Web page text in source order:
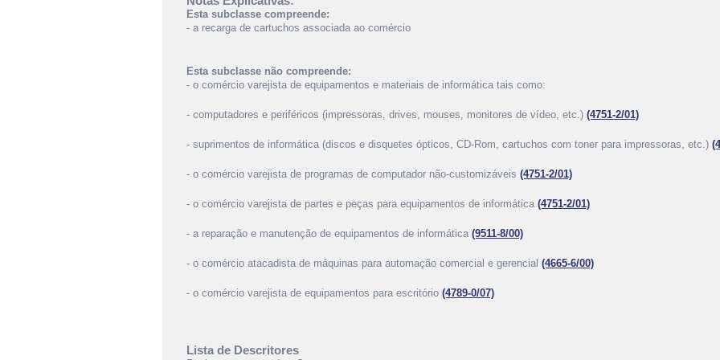
Esta subclasse compreende:
- a recarga de cartuchos associada ao comércio
Esta subclasse não compreende:
- o comércio varejista de equipamentos e materiais de informática tais como:
- computadores e periféricos (impressoras, drives, mouses, monitores de vídeo, etc.) (4751-2/01)
- suprimentos de informática (discos e disquetes ópticos, CD-Rom, cartuchos com toner para impressoras, etc.)
- o comércio varejista de programas de computador não-customizáveis (4751-2/01)
- o comércio varejista de partes e peças para equipamentos de informática (4751-2/01)
- a reparação e manutenção de equipamentos de informática (9511-8/00)
- o comércio atacadista de máquinas para automação comercial e gerencial (4665-6/00)
- o comércio varejista de equipamentos para escritório (4789-0/07)
Lista de Descritores